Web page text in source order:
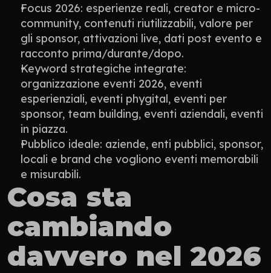
Focus 2026: esperienze reali, creator e micro-
community, contenuti riutilizzabili, valore per
gli sponsor, attivazioni live, dati post evento e
racconto prima/durante/dopo.
Keyword strategiche integrate:
organizzazione eventi 2026, eventi
esperienziali, eventi phygital, eventi per
sponsor, team building, eventi aziendali, eventi
in piazza.
Pubblico ideale: aziende, enti pubblici, sponsor,
locali e brand che vogliono eventi memorabili
e misurabili.
Cosa sta
cambiando
davvero nel 2026